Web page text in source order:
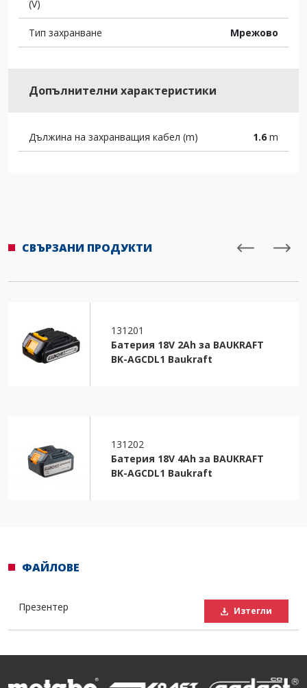
(V)
Тип захранване Мрежово
Допълнителни характеристики
Дължина на захранващия кабел (m) 1.6 m
СВЪРЗАНИ ПРОДУКТИ
131201
Батерия 18V 2Ah за BAUKRAFT
BK-AGCDL1 Baukraft
131202
Батерия 18V 4Ah за BAUKRAFT
BK-AGCDL1 Baukraft
ФАЙЛОВЕ
Презентер Изтегли